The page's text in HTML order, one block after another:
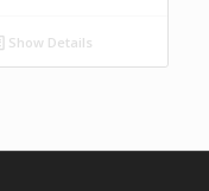
Show Details